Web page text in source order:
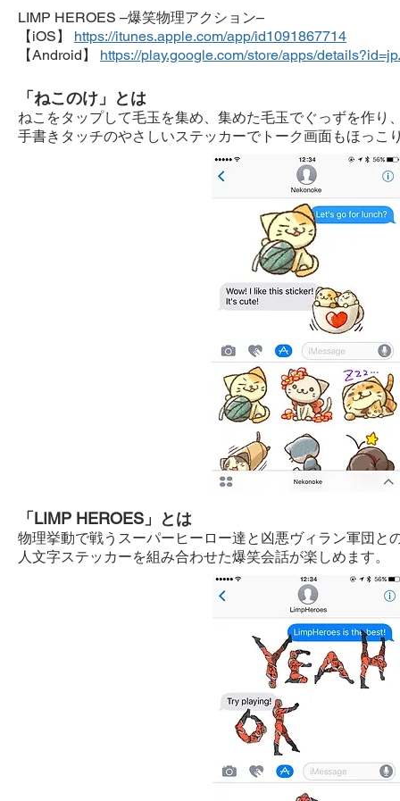
LIMP HEROES –爆笑物理アクション–
【iOS】 https://itunes.apple.com/app/id1091867714
【Android】 https://play.google.com/store/apps/
「ねこのけ」とは
ねこをタップして毛玉を集め、集めた毛玉でぐっずを作り
手書きタッチのやさしいステッカーでトーク画面もほっこ
「LIMP HEROES」とは
物理挙動で戦うスーパーヒーロー達と凶悪ヴィラン軍団
人文字ステッカーを組み合わせた爆笑会話が楽しめます。